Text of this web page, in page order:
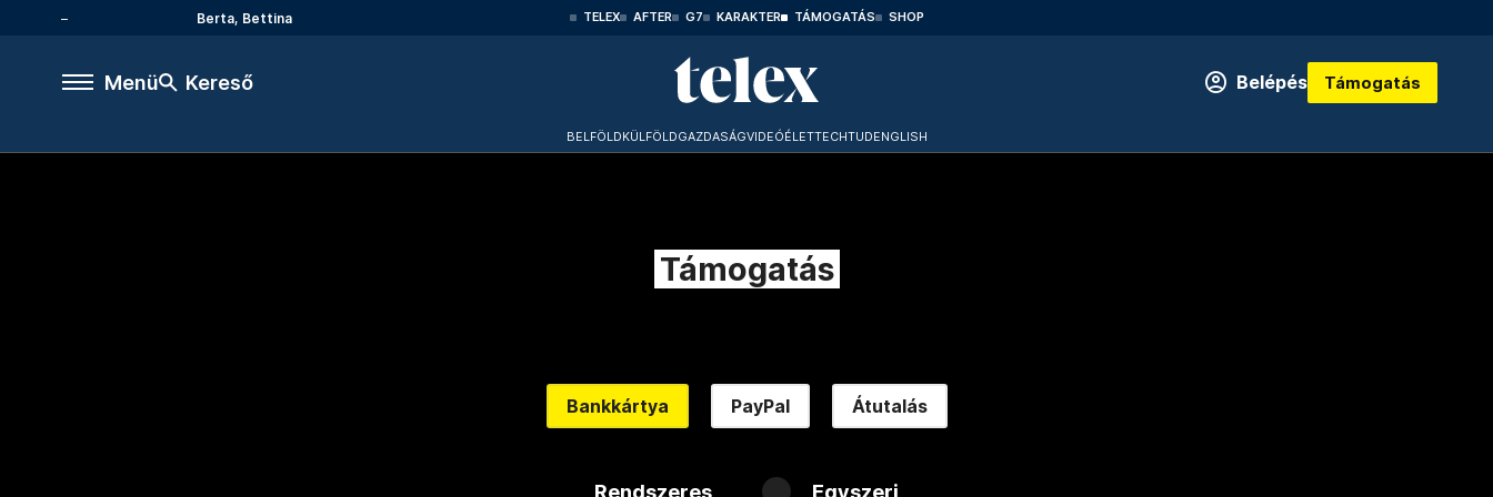
Berta, Bettina TELEX AFTER G7 KARAKTER TÁMOGATÁS SHOP
Menü Kereső Belépés Támogatás
BELFÖLDKÜLFÖLDGAZDASÁGVIDEÓÉLETTECHTUDENGLISH
Támogatás
Bankkártya PayPal Átutalás
Rendszeres Egyszeri